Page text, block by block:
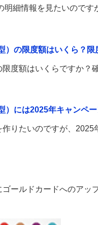
細情報を見たいのです
の限度額はいくら？限
度額はいくらですか？
）には2025年キャンペ
りたいのですが、2025
ールドカードへのアッ